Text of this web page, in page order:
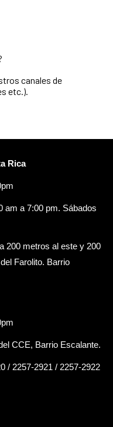
canales de
etc.).
Rica
am a 7:00 pm. Sábados
200 metros al este y 200
Farolito. Barrio
CCE, Barrio Escalante.
/ 2257-2921 / 2257-2922